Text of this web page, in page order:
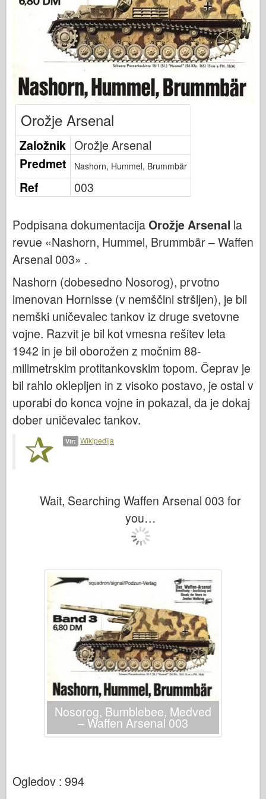
Založnost Osprey
Signal eskadrilje
Tankpower
Tovornjaki & tanki
Waffen-Arsenal
Wydawnictwo Militaria
Maquettes
Akademija
Modeli Ace
Klub AFV
Airfix
Črni pes
Kiber-hobi
Dnepromodel
Dragon
Eduard
E.T. Model
Fine plesni
Sile valorja
FriulModel
Hasegawa
Heller
Modeli IBG
Meng Model
Tristar
Trobentač
Albumi-Fotografije
Sprehod okoli
Knjige
Kompleti
Orožje Arsenal
Založnik Orožje Arsenal
Predmet
Nashorn, Hummel, Brummbär
Ref 003
Podpisana dokumentacijaOrožje Arsenal la
revue «Nashorn, Hummel, Brummbär – Waffen
Arsenal 003» .
Nashorn (dobesedno Nosorog), prvotno
imenovan Hornisse (v nemščini stršljen), je bil
nemški uničevalec tankov iz druge svetovne
vojne. Razvit je bil kot vmesna rešitev leta
1942 in je bil oborožen z močnim 88-
milimetrskim protitankovskim topom. Čeprav je
bil rahlo oklepljen in z visoko postavo, je ostal v
uporabi do konca vojne in pokazal, da je dokaj
dober uničevalec tankov.
Vir: Wikipedija
Wait, Searching Waffen Arsenal 003 for
you…
Nosorog, Bumblebee, Medved
– Waffen Arsenal 003
Ogledov : 994